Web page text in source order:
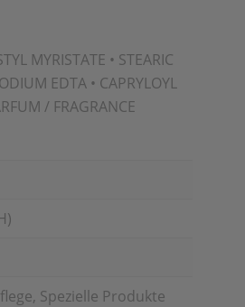
MYRISTATE • STEARIC
EDTA • CAPRYLOYL
/ FRAGRANCE
Spezielle Produkte